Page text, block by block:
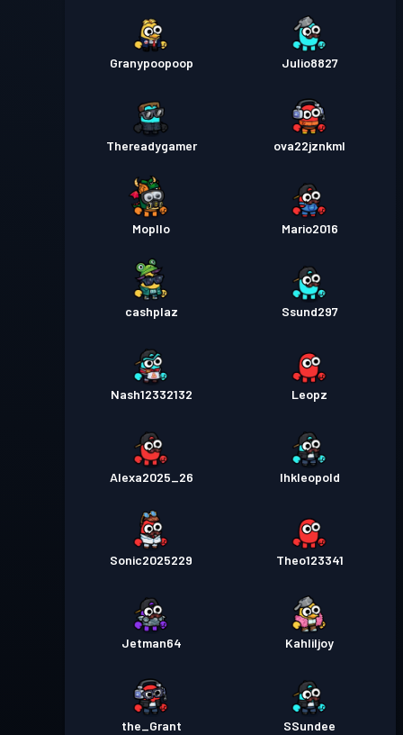
Granypoopoop Julio8827
Thereadygamer ova22jznkml
Mopllo Mario2016
cashplaz Ssund297
Nash12332132 Leopz
Alexa2025_26 Ihkleopold
Sonic2025229 Theo123341
Jetman64 Kahliljoy
the_Grant SSundee